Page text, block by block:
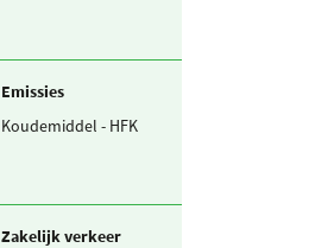
Emissies
Koudemiddel - HFK
Zakelijk verkeer